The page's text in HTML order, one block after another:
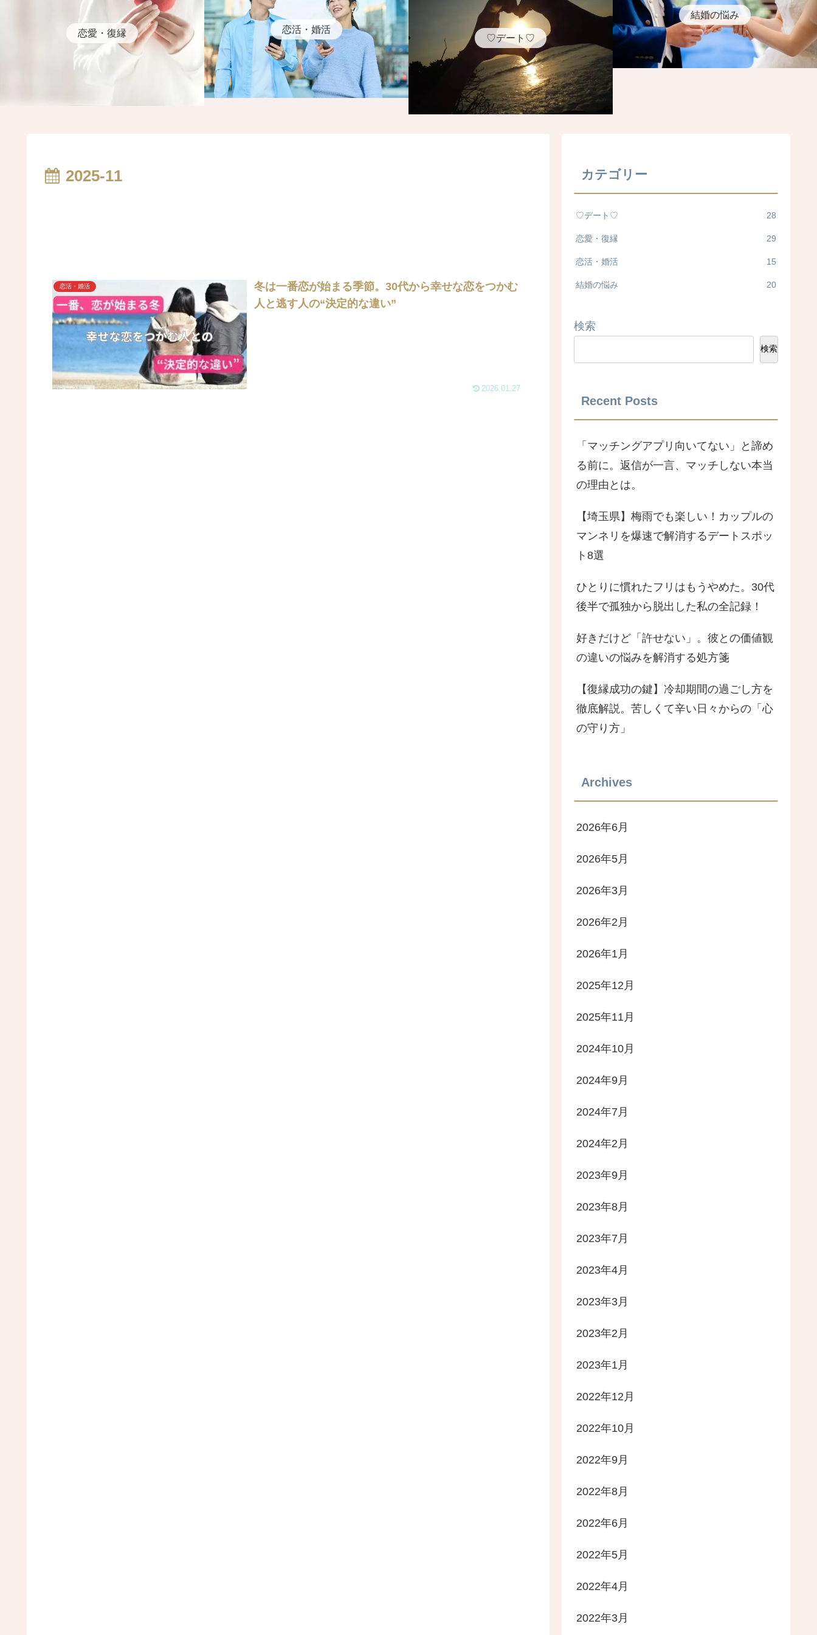
恋愛・復縁 恋活・婚活
♡デート♡
結婚の悩み
2025-11
恋活・婚活
冬は一番恋が始まる季節。30代から幸せな恋をつかむ
人と逃す人の“決定的な違い”
2026.01.27
カテゴリー
♡デート♡ 28
恋愛・復縁 29
恋活・婚活 15
結婚の悩み 20
検索
検索
Recent Posts
「マッチングアプリ向いてない」と諦め
る前に。返信が一言、マッチしない本当
の理由とは。
【埼玉県】梅雨でも楽しい！カップルの
マンネリを爆速で解消するデートスポッ
ト8選
ひとりに慣れたフリはもうやめた。30代
後半で孤独から脱出した私の全記録！
好きだけど「許せない」。彼との価値観
の違いの悩みを解消する処方箋
【復縁成功の鍵】冷却期間の過ごし方を
徹底解説。苦しくて辛い日々からの「心
の守り方」
Archives
2026年6月
2026年5月
2026年3月
2026年2月
2026年1月
2025年12月
2025年11月
2024年10月
2024年9月
2024年7月
2024年2月
2023年9月
2023年8月
2023年7月
2023年4月
2023年3月
2023年2月
2023年1月
2022年12月
2022年10月
2022年9月
2022年8月
2022年6月
2022年5月
2022年4月
2022年3月